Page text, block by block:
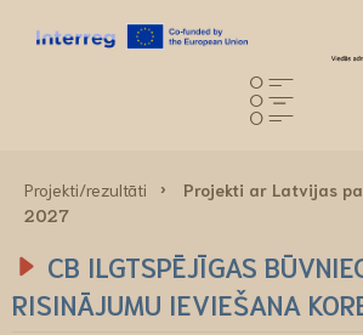
Projekti/rezultāti
Projekti ar Latvijas
2027
CB ILGTSPĒJĪGAS
RISINĀJUMU IEVIEŠANA